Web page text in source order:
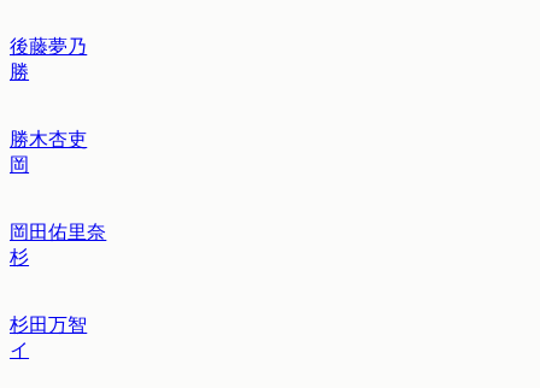
後藤夢乃
勝
勝木杏吏
岡
岡田佑里奈
杉
杉田万智
イ